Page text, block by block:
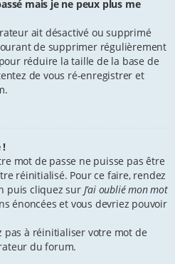
mais je ne peux plus me
ait désactivé ou supprimé
de supprimer régulièrement
réduire la taille de la base de
de vous ré-enregistrer et
!
mot de passe ne puisse pas être
réinitialisé. Pour ce faire, rendez
puis cliquez sur J’ai oublié mon mot
énoncées et vous devriez pouvoir
pas à réinitialiser votre mot de
du forum.